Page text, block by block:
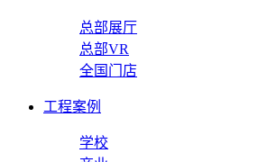
总部展厅
总部VR
全国门店
工程案例
学校